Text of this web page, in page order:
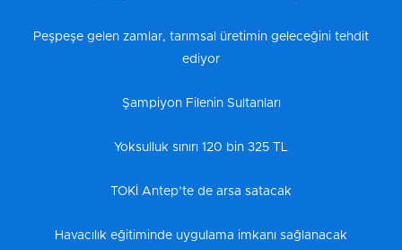
Peşpeşe gelen zamlar, tarımsal üretimin geleceğini tehdit
ediyor
Şampiyon Filenin Sultanları
Yoksulluk sınırı 120 bin 325 TL
TOKİ Antep’te de arsa satacak
Havacılık eğitiminde uygulama imkanı sağlanacak